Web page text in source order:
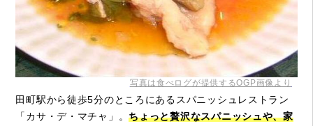
写真は食べログが提供するOGP画像より
田町駅から徒歩5分のところにあるスパニッシュレストラン
「カサ・デ・マチャ」。ちょっと贅沢なスパニッシュや、家